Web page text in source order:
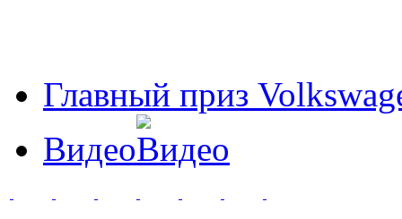
Главный приз
Видео